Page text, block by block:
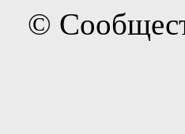
©